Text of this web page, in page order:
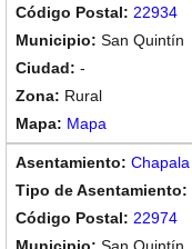
22934
San Quintín
-
Rural
Mapa
Chapala
22974